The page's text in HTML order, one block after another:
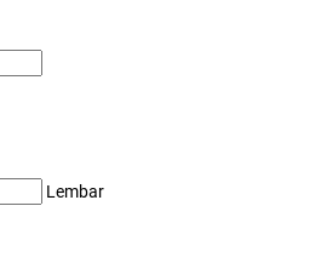
Lembar